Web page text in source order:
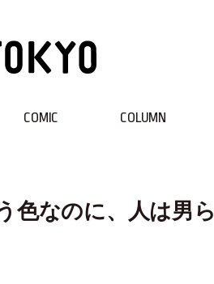
COMIC COLUMN
色なのに、人は男ら